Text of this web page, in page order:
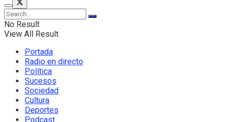
No Result
View All Result
Portada
Radio en directo
Política
Sucesos
Sociedad
Cultura
Deportes
Podcast